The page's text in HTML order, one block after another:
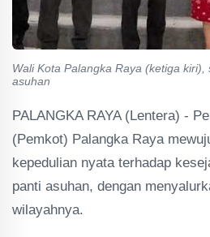
Wali Kota Palangka Raya (ketiga
asuhan
PALANGKA RAYA (Lentera) -
(Pemkot) Palangka Raya
kepedulian nyata terhadap
panti asuhan, dengan
wilayahnya.